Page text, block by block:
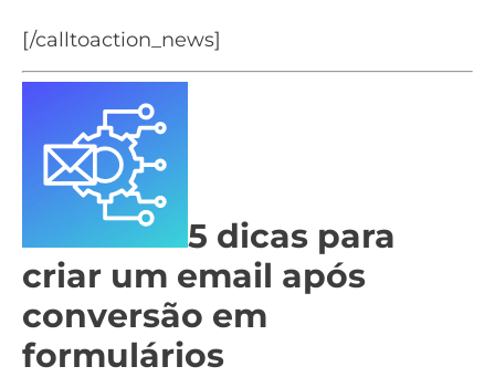
[/calltoaction_news]
5 dicas para
criar um email após
conversão em
formulários